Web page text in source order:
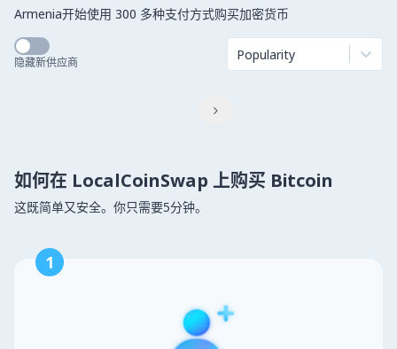
Armenia开始使用 300 多种支付方式购买加密货币
隐藏新供应商 Popularity

如何在 LocalCoinSwap 上购买 Bitcoin
这既简单又安全。你只需要5分钟。
1